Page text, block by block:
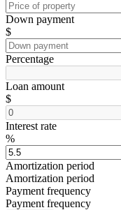
Down payment
$
Percentage
Loan amount
$
Interest rate
%
Amortization period
Amortization period
Payment frequency
Payment frequency